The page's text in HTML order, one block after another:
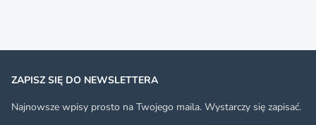
ZAPISZ SIĘ DO NEWSLETTERA
Najnowsze wpisy prosto na Twojego maila. Wystarczy się zapisać.